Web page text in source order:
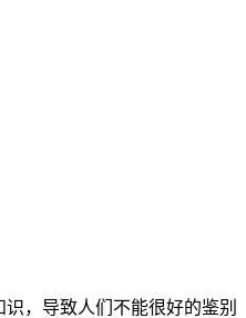
，导致人们不能很好的鉴别